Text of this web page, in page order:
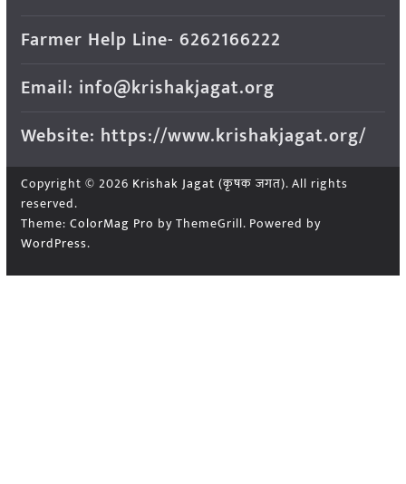
Farmer Help Line- 6262166222
Email: info@krishakjagat.org
Website: https://www.krishakjagat.org/
Copyright © 2026 Krishak Jagat (कृषक जगत). All rights
reserved.
Theme: ColorMag Pro by ThemeGrill. Powered by
WordPress.